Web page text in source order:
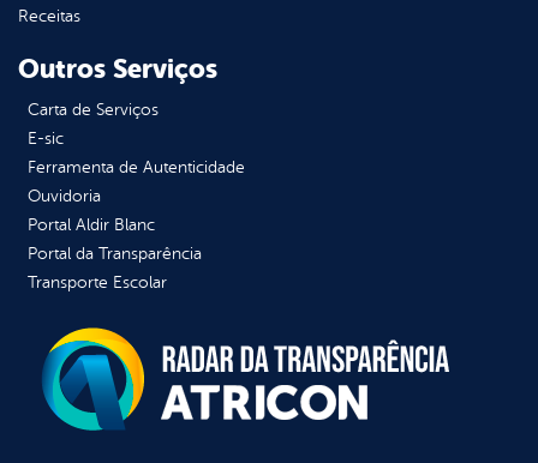
Receitas
Outros Serviços
Carta de Serviços
E-sic
Ferramenta de Autenticidade
Ouvidoria
Portal Aldir Blanc
Portal da Transparência
Transporte Escolar